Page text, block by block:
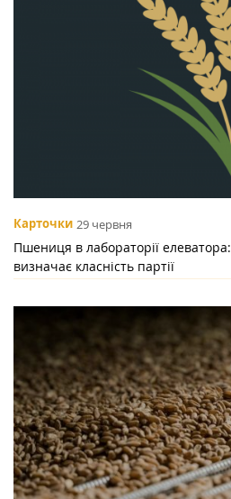
Карточки 29 червня
Пшениця в лабораторії
визначає класність партії